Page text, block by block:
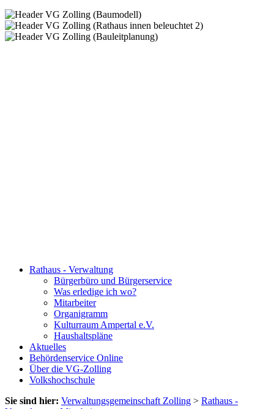
Rathaus - Verwaltung
Bürgerbüro und Bürgerservice
Was erledige ich wo?
Mitarbeiter
Organigramm
Kulturraum Ampertal e.V.
Haushaltspläne
Aktuelles
Behördenservice Online
Über die VG-Zolling
Volkshochschule
Sie sind hier: Verwaltungsgemeinschaft Zolling > Rathaus -